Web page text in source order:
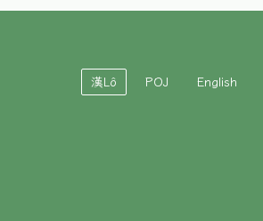
漢Lô POJ English